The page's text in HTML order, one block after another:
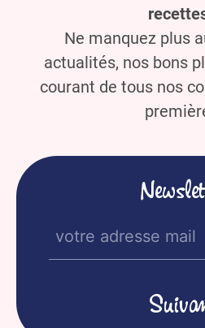
Ne manquez plus
actualités, nos bons
courant de tous nos
E-